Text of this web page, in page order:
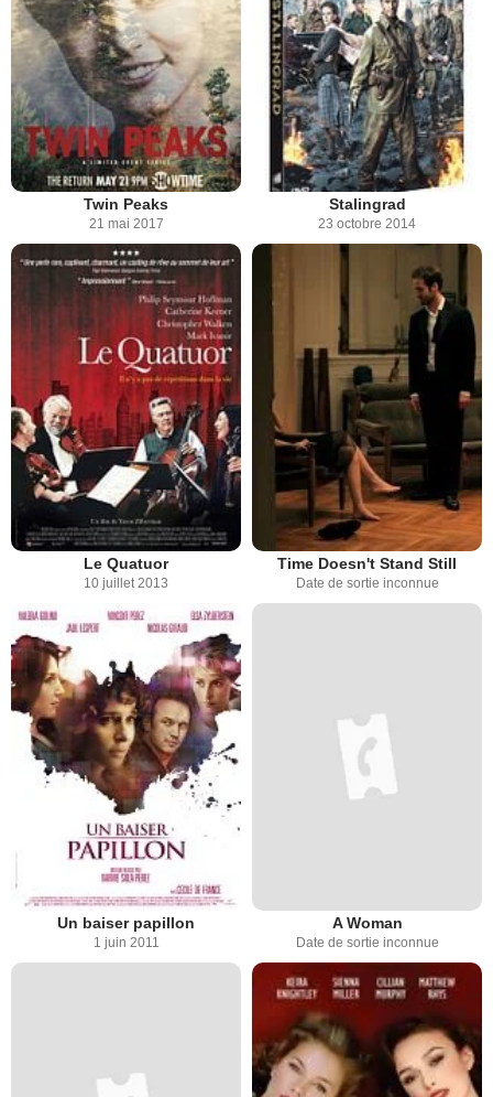
Twin Peaks
21 mai 2017
Stalingrad
23 octobre 2014
Le Quatuor
10 juillet 2013
Time Doesn't Stand Still
Date de sortie inconnue
Un baiser papillon
1 juin 2011
A Woman
Date de sortie inconnue